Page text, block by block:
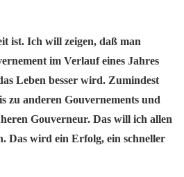
ist. Ich will zeigen, daß man
im Verlauf eines Jahres
Leben besser wird. Zumindest
zu anderen Gouvernements und
Gouverneur. Das will ich allen
Das wird ein Erfolg, ein schneller